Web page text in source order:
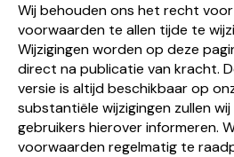
Wij behouden ons het recht
voorwaarden te allen tijde te
Wijzigingen worden op deze
direct na publicatie van kracht.
versie is altijd beschikbaar op
substantiële wijzigingen zullen
gebruikers hierover informeren.
voorwaarden regelmatig te